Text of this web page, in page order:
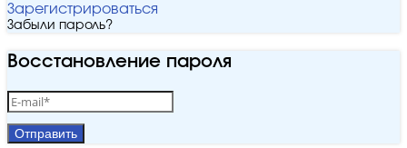
Зарегистрироваться
Забыли пароль?
Восстановление пароля
Отправить